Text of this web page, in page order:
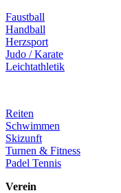
Faustball
Handball
Herzsport
Judo / Karate
Leichtathletik
Reiten
Schwimmen
Skizunft
Turnen & Fitness
Padel Tennis
Verein